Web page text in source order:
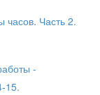
часов. Часть 2.
-
15.